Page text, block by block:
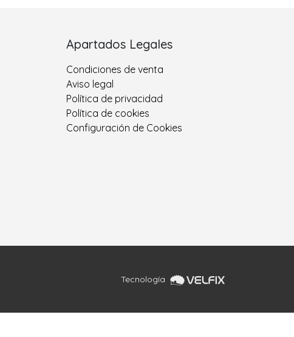
Apartados Legales
Condiciones de venta
Aviso legal
Política de privacidad
Política de cookies
Configuración de Cookies
Tecnología